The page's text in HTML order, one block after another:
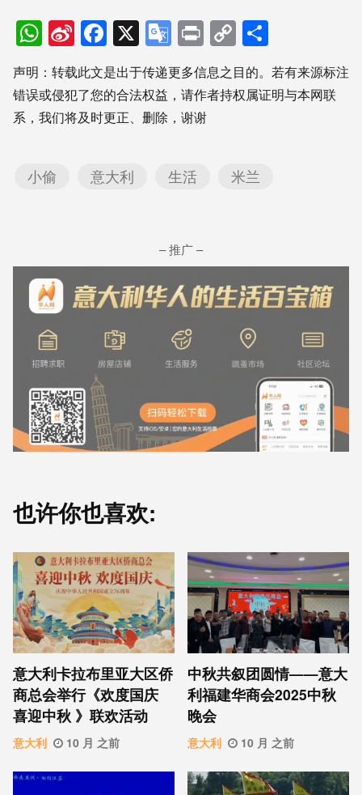
WhatsApp
Sina
Weibo
Facebook
X Google
Translate
PrintCopy
Link享
声明：转载此文是出于传递更多信息之目的。若有来源标注
错误或侵犯了您的合法权益，请作者持权属证明与本网联
系，我们将及时更正、删除，谢谢
小偷 意大利 生活 米兰
– 推广 –
也许你也喜欢:
意⼤利卡拉布⾥亚大区侨
商总会举行《欢度国庆
喜迎中秋 》联欢活动
意大利 10 月 之前
中秋共叙团圆情——意大
利福建华商会2025中秋
晚会
意大利 10 月 之前